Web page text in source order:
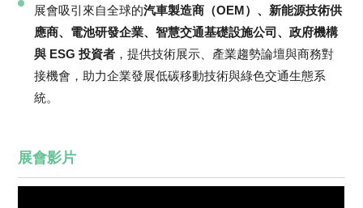
展會吸引來自全球的汽車製造商（OEM）、新能源技術供
應商、電池研發企業、智慧交通基礎設施公司、政府機構
與 ESG 投資者 ，提供技術展示、產業趨勢論壇與商務對
接機會，助力企業發展低碳移動技術與綠色交通生態系
統。
展會影片